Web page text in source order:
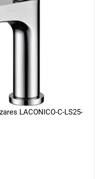
LACONICO-C-LS25-